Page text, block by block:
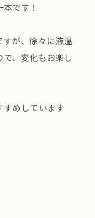
です！
が、徐々に液温
、変化もお楽し
すめしています